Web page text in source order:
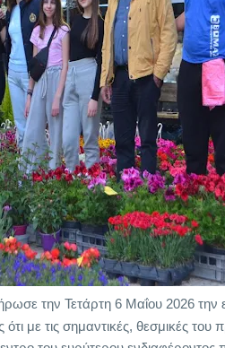
την Τετάρτη 6 Μαΐου 2026 την
με τις σημαντικές, θεσμικές